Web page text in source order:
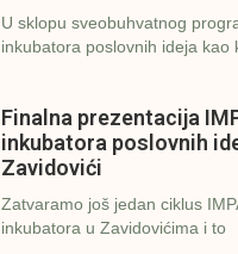
U sklopu sveobuhvatnog
inkubatora poslovnih ideja kao
Finalna prezentacija
inkubatora poslovnih
Zavidovići
Zatvaramo još jedan ciklus
inkubatora u Zavidovićima i to